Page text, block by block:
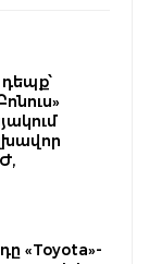
«Toyota»-